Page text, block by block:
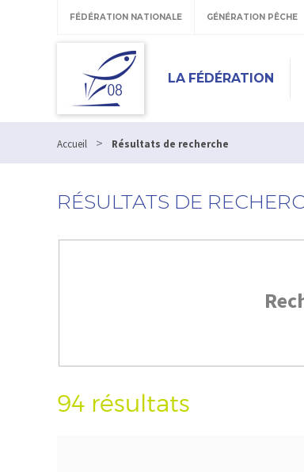
FÉDÉRATION NATIONALE GÉNÉRATION PÊCHE
LA FÉDÉRATION
Accueil > Résultats de recherche
RÉSULTATS DE
94 résultats